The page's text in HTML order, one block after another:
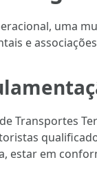
uma
e
Transportes
estar em